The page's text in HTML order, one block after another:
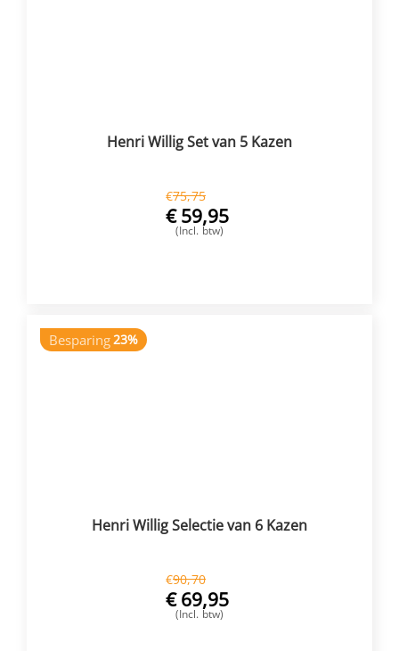
Henri Willig Set van 5 Kazen
€75,75
€59,95
(Incl. btw)
Besparing23%
Henri Willig Selectie van 6 Kazen
€90,70
€69,95
(Incl. btw)